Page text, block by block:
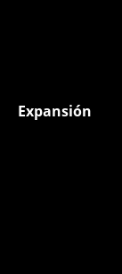
Expansión